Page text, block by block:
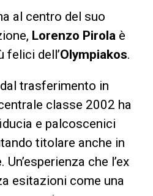
al centro del suo
Lorenzo Pirola è
felici dell’Olympiakos.
trasferimento in
classe 2002 ha
e palcoscenici
titolare anche in
. Un’esperienza che l’ex
esitazioni come una